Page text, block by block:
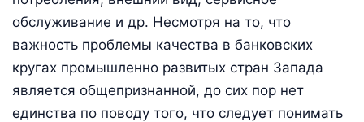
обслуживание и др. Несмотря на то, что
важность проблемы качества в банковских
кругах промышленно развитых стран Запада
является общепризнанной, до сих пор нет
единства по поводу того, что следует понимать